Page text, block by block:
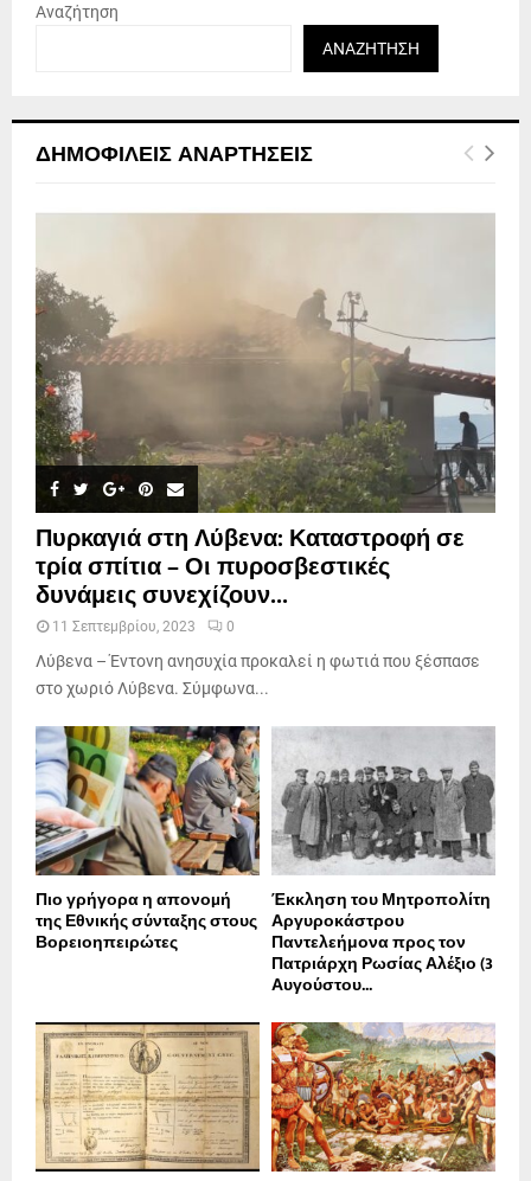
Αναζήτηση
ΑΝΑΖΉΤΗΣΗ
ΔΗΜΟΦΙΛΕΊΣ ΑΝΑΡΤΉΣΕΙΣ
Πυρκαγιά στη Λύβενα: Καταστροφή σε
τρία σπίτια – Οι πυροσβεστικές
δυνάμεις συνεχίζουν...
11 Σεπτεμβρίου, 2023 0
Λύβενα – Έντονη ανησυχία προκαλεί η φωτιά που ξέσπασε
στο χωριό Λύβενα. Σύμφωνα...
Πιο γρήγορα η απονοµή
της Εθνικής σύνταξης στους
Βορειοηπειρώτες
Έκκληση του Μητροπολίτη
Αργυροκάστρου
Παντελεήμονα προς τον
Πατριάρχη Ρωσίας Αλέξιο (3
Αυγούστου...